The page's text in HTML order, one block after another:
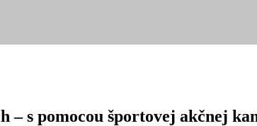
– s pomocou športovej akčnej